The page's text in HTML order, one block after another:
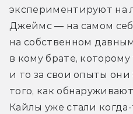
экспериментируют на
Джеймс — на самом
на собственном
в кому брате,
и то за свои опыты
того, как
Кайлы уже стали